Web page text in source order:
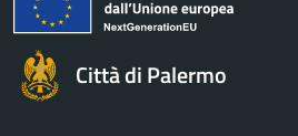
Città di Palermo